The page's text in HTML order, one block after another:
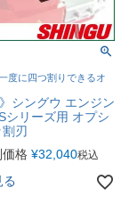
度に四つ割りできるオ
》シングウ エンジン
シリーズ用 オプシ
刃
価格 ¥32,040税込